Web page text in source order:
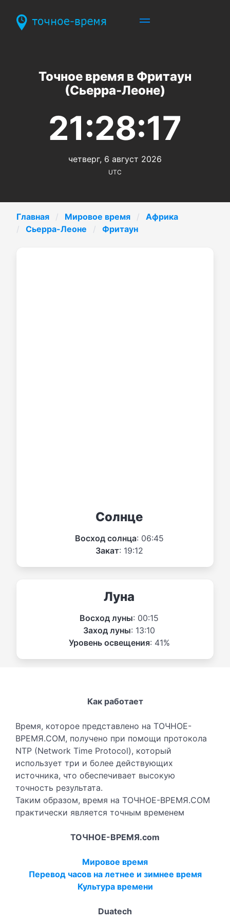
Точное время в Фритаун
(Сьерра-Леоне)
21:28:17
четверг, 6 август 2026
UTC
Главная Мировое время
Африка
Сьерра-Леоне
Фритаун
Солнце
Восход солнца: 06:45
Закат: 19:12
Луна
Восход луны: 00:15
Заход луны: 13:10
Уровень освещения: 41%
Как работает
Время, которое представлено на ТОЧНОЕ-
ВРЕМЯ.COM, получено при помощи протокола
NTP (Network Time Protocol), который
использует три и более действующих
источника, что обеспечивает высокую
точность результата.
Таким образом, время на ТОЧНОЕ-ВРЕМЯ.COM
практически является точным временем
ТОЧНОЕ-ВРЕМЯ.com
Мировое время
Перевод часов на летнее и зимнее время
Культура времени
Duatech